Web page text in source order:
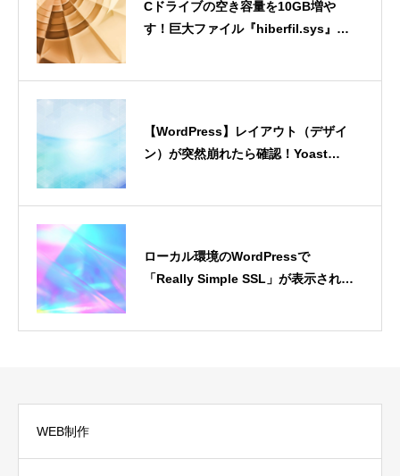
Cドライブの空き容量を10GB増や
す！巨大ファイル『hiberfil.sys』を
【WordPress】レイアウト（デザイ
ン）が突然崩れたら確認！Yoast
ローカル環境のWordPressで
「Really Simple SSL」が表示されな
WEB制作